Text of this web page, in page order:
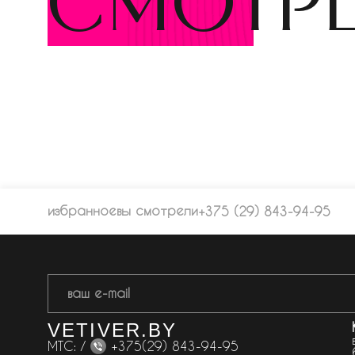
избранноевы смотрели+375 (29) 843-94-95
VETIVER.BY
МТС: / +375(29) 843-94-95